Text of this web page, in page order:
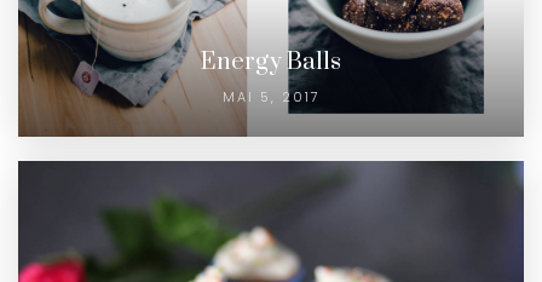
Energy Balls
MAI 5, 2017